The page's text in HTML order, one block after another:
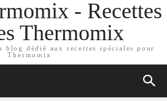
- Recettes
Thermomix
blog dédié aux recettes spéciales pour
Thermomix